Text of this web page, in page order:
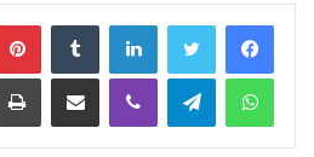
فيسبوكتويتر لينكدإن
واتساب تيلقرام ڤايبر مشاركة عبر البريد